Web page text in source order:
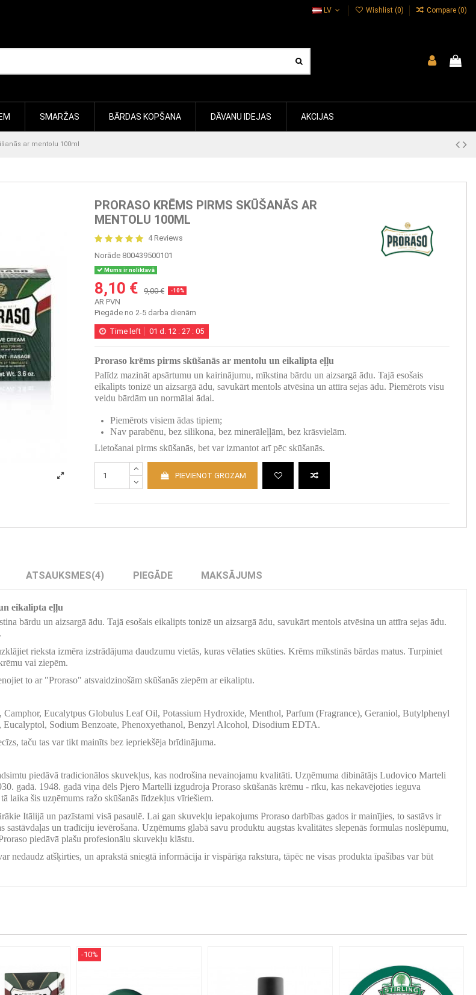
LV Wishlist (0) Compare (0)
SMARŽAS BĀRDAS KOPŠANA DĀVANU IDEJAS AKCIJAS
ar mentolu 100ml
PRORASO KRĒMS PIRMS SKŪŠANĀS AR
MENTOLU 100ML
4 Reviews
Norāde 800439500101
Mums ir noliktavā
8,10 € 9,00 € -10%
AR PVN
Piegāde no 2-5 darba dienām
Time left 01 d. 12 : 27 :05
Proraso krēms pirms skūšanās ar mentolu un eikalipta eļļu
Palīdz mazināt apsārtumu un kairinājumu, mīkstina bārdu un aizsargā ādu. Tajā esošais
eikalipts tonizē un aizsargā ādu, savukārt mentols atvēsina un attīra sejas ādu. Piemērots visu
veidu bārdām un normālai ādai.
Piemērots visiem ādas tipiem;
Nav parabēnu, bez silikona, bez minerāleļļām, bez krāsvielām.
Lietošanai pirms skūšanās, bet var izmantot arī pēc skūšanās.
PIEVIENOT GROZAM
ATSAUKSMES(4) PIEGĀDE MAKSĀJUMS
eikalipta eļļu
bārdu un aizsargā ādu. Tajā esošais eikalipts tonizē un aizsargā ādu, savukārt mentols atvēsina un attīra sejas ādu.
rieksta izmēra izstrādājuma daudzumu vietās, kuras vēlaties skūties. Krēms mīkstinās bārdas matus. Turpiniet
vai ziepēm.
to ar "Proraso" atsvaidzinošām skūšanās ziepēm ar eikaliptu.
Eucalytpus Globulus Leaf Oil, Potassium Hydroxide, Menthol, Parfum (Fragrance), Geraniol, Butylphenyl
Sodium Benzoate, Phenoxyethanol, Benzyl Alcohol, Disodium EDTA.
taču tas var tikt mainīts bez iepriekšēja brīdinājuma.
piedāvā tradicionālos skuvekļus, kas nodrošina nevainojamu kvalitāti. Uzņēmuma dibinātājs Ludovico Marteli
gadā. 1948. gadā viņa dēls Pjero Martelli izgudroja Proraso skūšanās krēmu - rīku, kas nekavējoties ieguva
laika šis uzņēmums ražo skūšanās līdzekļus vīriešiem.
Itālijā un pazīstami visā pasaulē. Lai gan skuvekļu iepakojums Proraso darbības gados ir mainījies, to sastāvs ir
un tradīciju ievērošana. Uzņēmums glabā savu produktu augstas kvalitātes slepenās formulas noslēpumu,
piedāvā plašu profesionālu skuvekļu klāstu.
nedaudz atšķirties, un aprakstā sniegtā informācija ir vispārīga rakstura, tāpēc ne visas produkta īpašības var būt
-10%